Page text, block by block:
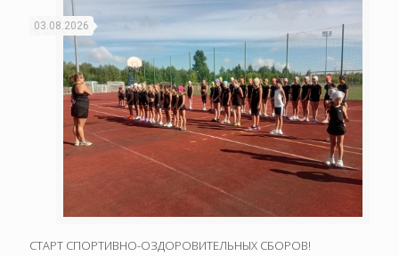
03.08.2026
СТАРТ СПОРТИВНО-ОЗДОРОВИТЕЛЬНЫХ СБОРОВ!